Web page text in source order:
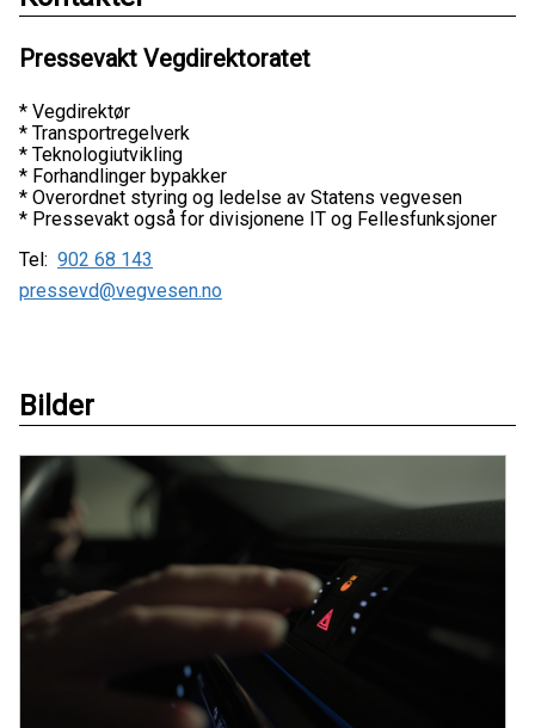
Pressevakt Vegdirektoratet
* Vegdirektør
* Transportregelverk
* Teknologiutvikling
* Forhandlinger bypakker
* Overordnet styring og ledelse av Statens vegvesen
* Pressevakt også for divisjonene IT og Fellesfunksjoner
Tel: 902 68 143
pressevd@vegvesen.no
Bilder